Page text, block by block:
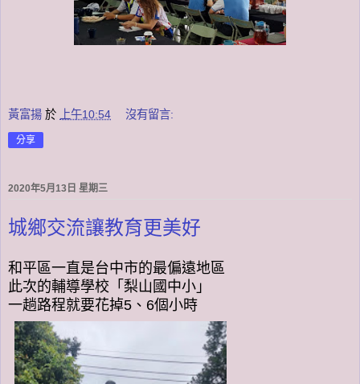
黃富揚 於 上午10:54 沒有留言:
分享
2020年5月13日 星期三
城鄉交流讓教育更美好
和平區一直是台中市的最偏遠地區
此次的輔導學校「梨山國中小」
一趟路程就要花掉5、6個小時